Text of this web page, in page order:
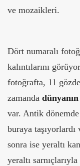
ve mozaikleri.
Dört numaralı
kalıntılarını
fotoğrafta, 11
zamanda
var. Antik
buraya taşıyorlardı
sonra ise yeraltı
yeraltı